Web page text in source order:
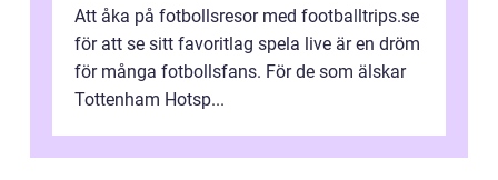
Att åka på fotbollsresor med footballtrips.se
för att se sitt favoritlag spela live är en dröm
för många fotbollsfans. För de som älskar
Tottenham Hotsp...